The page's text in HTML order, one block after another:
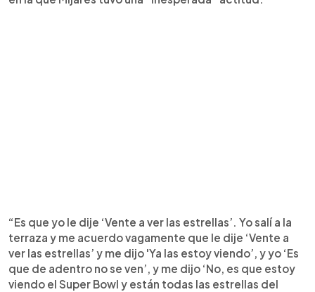
“Es que yo le dije ‘Vente a ver las estrellas’. Yo salí a la
terraza y me acuerdo vagamente que le dije ‘Vente a
ver las estrellas’ y me dijo 'Ya las estoy viendo’, y yo ‘Es
que de adentro no se ven’, y me dijo ‘No, es que estoy
viendo el Super Bowl y están todas las estrellas del